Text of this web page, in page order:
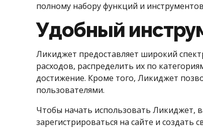
полному набору функций и
Удобный
Ликиджет предоставляет широкий
расходов, распределить их по
достижение. Кроме того, Ликиджет
пользователями.
Чтобы начать использовать Ликиджет,
зарегистрироваться на сайте и